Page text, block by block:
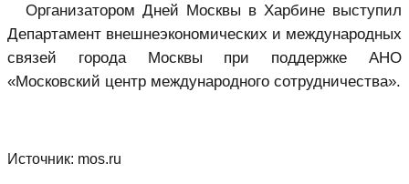
Организатором Дней Москвы в Харбине выступил
Департамент внешнеэкономических и международных
связей города Москвы при поддержке АНО
«Московский центр международного сотрудничества».
Источник: mos.ru